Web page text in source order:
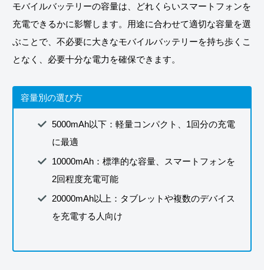
モバイルバッテリーの容量は、どれくらいスマートフォンを
充電できるかに影響します。用途に合わせて適切な容量を選
ぶことで、不必要に大きなモバイルバッテリーを持ち歩くこ
となく、必要十分な電力を確保できます。
容量別の選び方
5000mAh以下：軽量コンパクト、1回分の充電
に最適
10000mAh：標準的な容量、スマートフォンを
2回程度充電可能
20000mAh以上：タブレットや複数のデバイス
を充電する人向け